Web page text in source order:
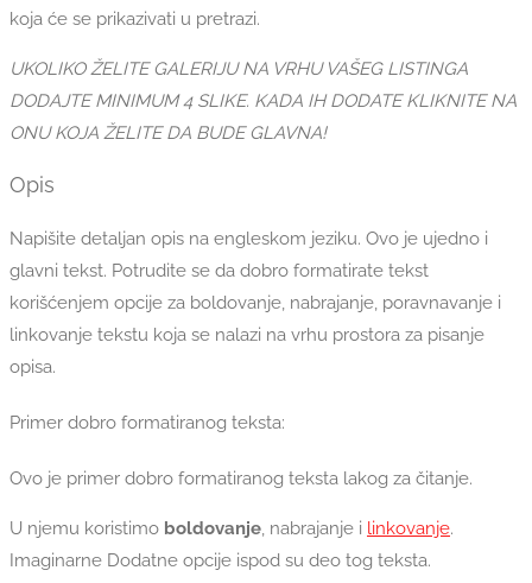
koja će se prikazivati u pretrazi.
UKOLIKO ŽELITE GALERIJU NA VRHU VAŠEG LISTINGA
DODAJTE MINIMUM 4 SLIKE. KADA IH DODATE KLIKNITE NA
ONU KOJA ŽELITE DA BUDE GLAVNA!
Opis
Napišite detaljan opis na engleskom jeziku. Ovo je ujedno i
glavni tekst. Potrudite se da dobro formatirate tekst
korišćenjem opcije za boldovanje, nabrajanje, poravnavanje i
linkovanje tekstu koja se nalazi na vrhu prostora za pisanje
opisa.
Primer dobro formatiranog teksta:
Ovo je primer dobro formatiranog teksta lakog za čitanje.
U njemu koristimo boldovanje, nabrajanje i linkovanje.
Imaginarne Dodatne opcije ispod su deo tog teksta.